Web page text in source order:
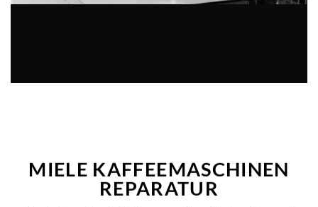
REPARATUR
Verzichten Sie nicht lange auf dem Kafee-Genuss!